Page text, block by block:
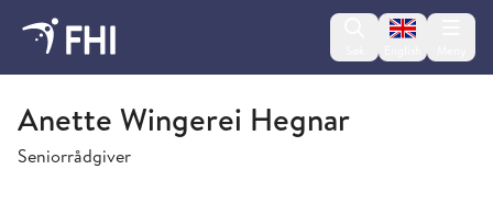
Change
Kommunikasjon
Anette Wingerei Hegnar
Seniorrådgiver